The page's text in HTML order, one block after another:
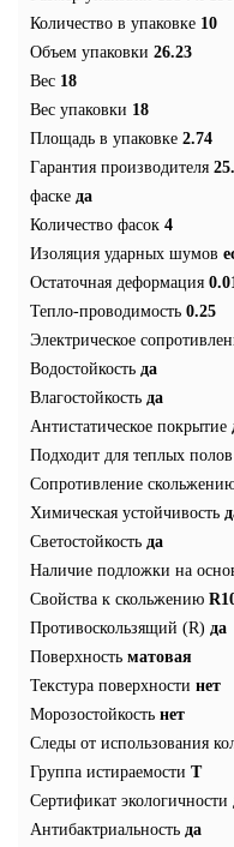
Количество в упаковке 10
Объем упаковки 26.23
Вес 18
Вес упаковки 18
Площадь в упаковке 2.74
Гарантия производителя
фаске да
Количество фасок 4
Изоляция ударных шумов
Остаточная деформация 0.01
Тепло-проводимость 0.25
Электрическое
Водостойкость да
Влагостойкость да
Антистатическое покрытие
Подходит для теплых полов
Сопротивление
Химическая устойчивость
Светостойкость да
Наличие подложки на
Свойства к скольжению
Противоскользящий (R) да
Поверхность матовая
Текстура поверхности нет
Морозостойкость нет
Следы от использования
Группа истираемости T
Сертификат экологичности
Антибактриальность да